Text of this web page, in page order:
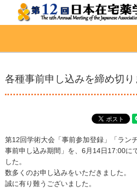
各種事前申し込みを締め切り
第12回学術大会「事前参加登録」「ラン
事前申し込み期間」を、6月14日17:00に
した。
数多くのお申し込みをいただきました。
誠に有り難うございました。